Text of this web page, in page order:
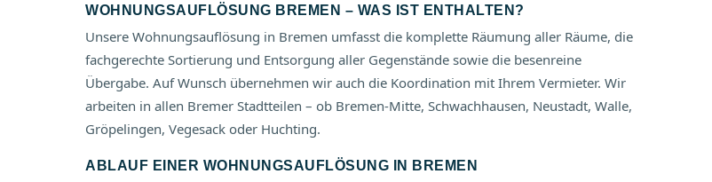
WOHNUNGSAUFLÖSUNG BREMEN – WAS IST ENTHALTEN?
Unsere Wohnungsauflösung in Bremen umfasst die komplette Räumung aller Räume, die
fachgerechte Sortierung und Entsorgung aller Gegenstände sowie die besenreine
Übergabe. Auf Wunsch übernehmen wir auch die Koordination mit Ihrem Vermieter. Wir
arbeiten in allen Bremer Stadtteilen – ob Bremen-Mitte, Schwachhausen, Neustadt, Walle,
Gröpelingen, Vegesack oder Huchting.
ABLAUF EINER WOHNUNGSAUFLÖSUNG IN BREMEN